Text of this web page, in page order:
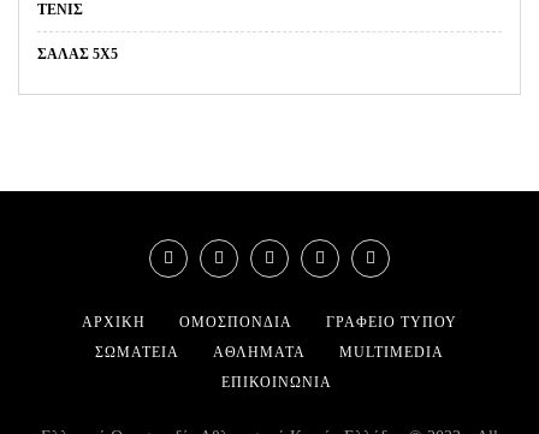
ΤΈΝΙΣ
ΣΑΛΑΣ 5Χ5
ΑΡΧΙΚΉ ΟΜΟΣΠΟΝΔΊΑ
ΓΡΑΦΕΊΟ ΤΎΠΟΥ
ΣΩΜΑΤΕΊΑ
ΑΘΛΉΜΑΤΑ
MULTIMEDIA
ΕΠΙΚΟΙΝΩΝΊΑ